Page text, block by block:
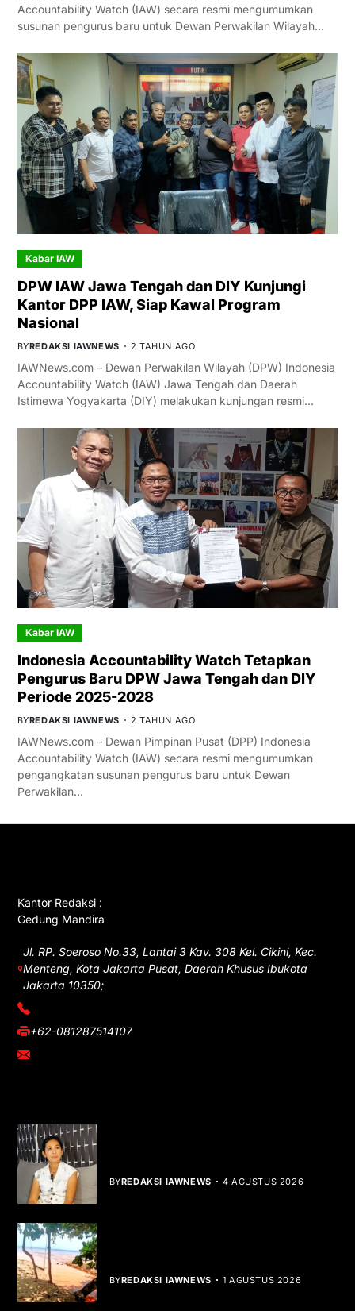
Accountability Watch (IAW) secara resmi mengumumkan
susunan pengurus baru untuk Dewan Perwakilan Wilayah…
Kabar IAW
DPW IAW Jawa Tengah dan DIY Kunjungi
Kantor DPP IAW, Siap Kawal Program
Nasional
BYREDAKSI IAWNEWS 2 TAHUN AGO
IAWNews.com – Dewan Perwakilan Wilayah (DPW) Indonesia
Accountability Watch (IAW) Jawa Tengah dan Daerah
Istimewa Yogyakarta (DIY) melakukan kunjungan resmi…
Kabar IAW
Indonesia Accountability Watch Tetapkan
Pengurus Baru DPW Jawa Tengah dan DIY
Periode 2025-2028
BYREDAKSI IAWNEWS 2 TAHUN AGO
IAWNews.com – Dewan Pimpinan Pusat (DPP) Indonesia
Accountability Watch (IAW) secara resmi mengumumkan
pengangkatan susunan pengurus baru untuk Dewan
Perwakilan…
Kantor Redaksi :
Gedung Mandira
Jl. RP. Soeroso No.33, Lantai 3 Kav. 308 Kel. Cikini, Kec.
Menteng, Kota Jakarta Pusat, Daerah Khusus Ibukota
Jakarta 10350;
(021) 3908026
+62-081287514107
adm@iawnews.com
BYREDAKSI IAWNEWS 4 AGUSTUS 2026
BYREDAKSI IAWNEWS 1 AGUSTUS 2026